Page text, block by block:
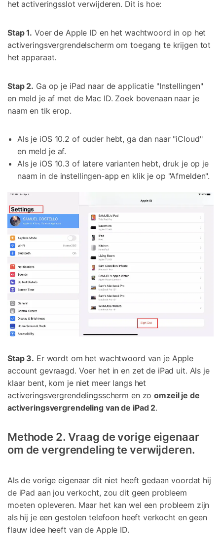
het activeringsslot verwijderen. Dit is hoe:
Stap 1. Voer de Apple ID en het wachtwoord in op het
activeringsvergrendelscherm om toegang te krijgen tot
het apparaat.
Stap 2. Ga op je iPad naar de applicatie "Instellingen"
en meld je af met de Mac ID. Zoek bovenaan naar je
naam en tik erop.
Als je iOS 10.2 of ouder hebt, ga dan naar "iCloud"
en meld je af.
Als je iOS 10.3 of latere varianten hebt, druk je op je
naam in de instellingen-app en klik je op "Afmelden".
Stap 3. Er wordt om het wachtwoord van je Apple
account gevraagd. Voer het in en zet de iPad uit. Als je
klaar bent, kom je niet meer langs het
activeringsvergrendelingsscherm en zoomzeil je de
activeringsvergrendeling van de iPad 2.
Methode 2. Vraag de vorige eigenaar
om de vergrendeling te verwijderen.
Als de vorige eigenaar dit niet heeft gedaan voordat hij
de iPad aan jou verkocht, zou dit geen probleem
moeten opleveren. Maar het kan wel een probleem zijn
als hij je een gestolen telefoon heeft verkocht en geen
flauw idee heeft van de Apple ID.